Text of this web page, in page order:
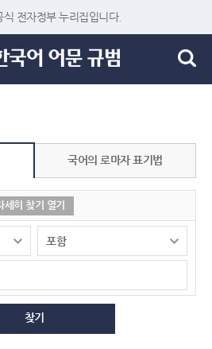
전자정부 누리집입니다.
국어의 로마자 표기법
세히 찾기 열기
찾기